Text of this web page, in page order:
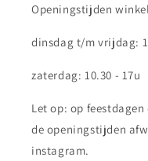
Openingstijden
dinsdag t/m vrijdag:
zaterdag: 10.30 - 17u
Let op: op
de openingstijden
instagram.